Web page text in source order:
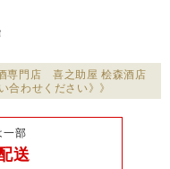
専門店 喜之助屋 桧森酒店
合わせください》》
一部
送